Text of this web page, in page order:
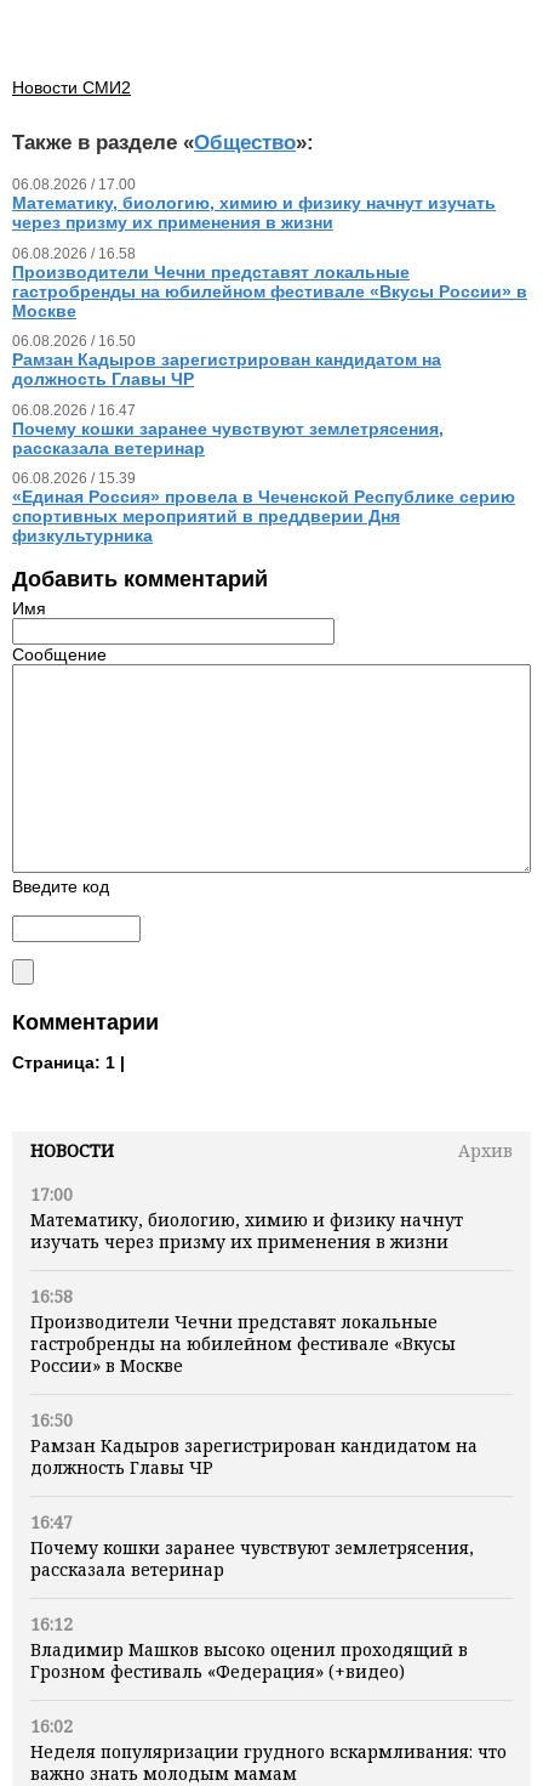
НОВОСТИ
Архив
17:00
Математику, биологию, химию и физику начнут
изучать через призму их применения в жизни
16:58
Производители Чечни представят локальные
гастробренды на юбилейном фестивале «Вкусы
России» в Москве
16:50
Рамзан Кадыров зарегистрирован кандидатом на
должность Главы ЧР
16:47
Почему кошки заранее чувствуют землетрясения,
рассказала ветеринар
16:12
Владимир Машков высоко оценил проходящий в
Грозном фестиваль «Федерация» (+видео)
16:02
Неделя популяризации грудного вскармливания: что
важно знать молодым мамам
Новости СМИ2
Также в разделе «Общество»:
06.08.2026 / 17.00
Математику, биологию, химию и физику начнут изучать
через призму их применения в жизни
06.08.2026 / 16.58
Производители Чечни представят локальные
гастробренды на юбилейном фестивале «Вкусы России» в
Москве
06.08.2026 / 16.50
Рамзан Кадыров зарегистрирован кандидатом на
должность Главы ЧР
06.08.2026 / 16.47
Почему кошки заранее чувствуют землетрясения,
рассказала ветеринар
06.08.2026 / 15.39
«Единая Россия» провела в Чеченской Республике серию
спортивных мероприятий в преддверии Дня
физкультурника
Добавить комментарий
Имя
Сообщение
Введите код
Комментарии
Страница: 1 |